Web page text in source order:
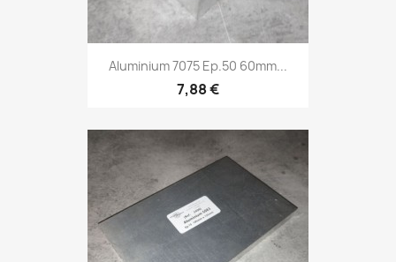
Aluminium 7075 Ep.50 60mm...
7,88 €